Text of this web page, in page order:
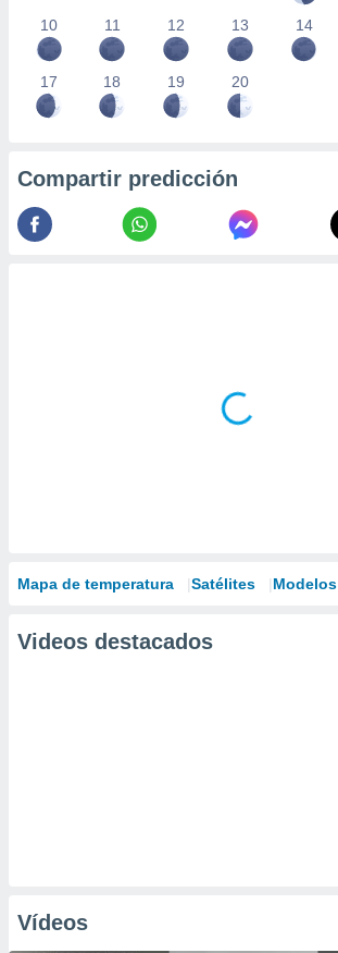
10 11 12 13 14
17 18 19 20
Compartir predicción
Mapa de temperatura Satélites Modelos
Videos destacados
Vídeos